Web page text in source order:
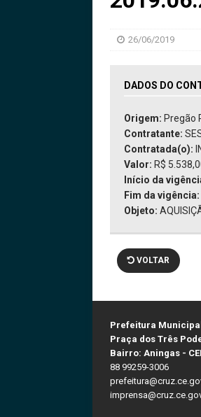
26/06/2019
DADOS DO
Origem: Pregão
Contratante:
Contratada(o):
Valor: R$
Início da
Fim da vigência:
Objeto:
VOLTAR
Prefeitura
Praça dos Três
Bairro: Aningas -
88 99259-3006